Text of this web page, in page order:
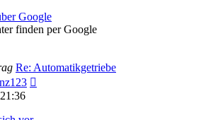
Google
finden per Google
Re: Automatikgetriebe